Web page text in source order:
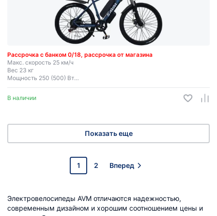
Рассрочка с банком 0/18, рассрочка от магазина
Макс. скорость 25 км/ч
Вес 23 кг
Мощность 250 (500) Вт
Запас хода до 50 км
В наличии
Показать еще
1 2 Вперед
Электровелосипеды AVM отличаются надежностью,
современным дизайном и хорошим соотношением цены и